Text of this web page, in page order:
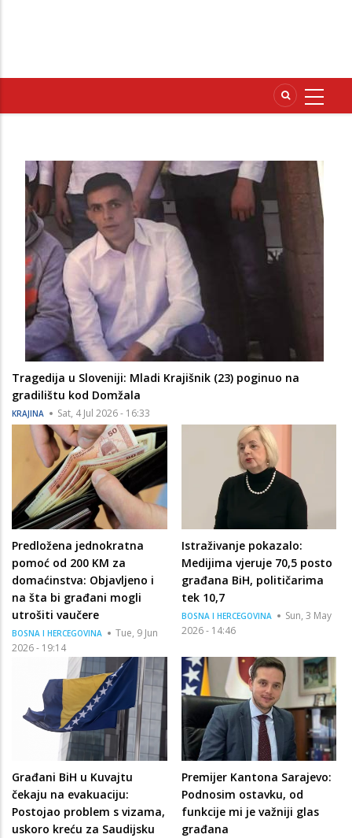
Tragedija u Sloveniji: Mladi Krajišnik (23) poginuo na
gradilištu kod Domžala
KRAJINA Sat, 4 Jul 2026 - 16:33
Predložena jednokratna
pomoć od 200 KM za
domaćinstva: Objavljeno i
na šta bi građani mogli
utrošiti vaučere
BOSNA I HERCEGOVINA
Tue, 9 Jun
2026 - 19:14
Istraživanje pokazalo:
Medijima vjeruje 70,5 posto
građana BiH, političarima
tek 10,7
BOSNA I HERCEGOVINA
Sun, 3 May
2026 - 14:46
Građani BiH u Kuvajtu
čekaju na evakuaciju:
Postojao problem s vizama,
uskoro kreću za Saudijsku
Premijer Kantona Sarajevo:
Podnosim ostavku, od
funkcije mi je važniji glas
građana